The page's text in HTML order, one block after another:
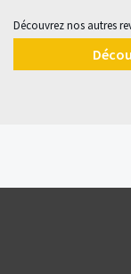
Découvrez nos autres